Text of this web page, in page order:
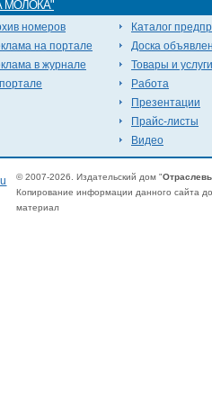
МОЛОКА"
номеров
на портале
в журнале
Каталог
Доска
Товары и услуги
Работа
Презентации
Прайс-листы
Видео
© 2007-2026. Издательский дом "
Копирование информации данного сайта
материал